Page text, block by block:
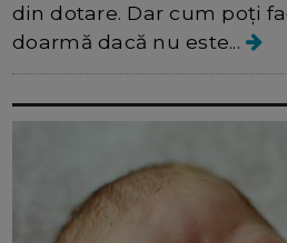
din dotare. Dar cum poți
doarmă dacă nu este...